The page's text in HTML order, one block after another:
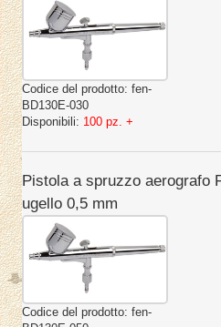
Codice del prodotto: fen-
BD130E-030
Disponibili: 100 pz. +
Pistola a spruzzo aerografo
ugello 0,5 mm
Codice del prodotto: fen-